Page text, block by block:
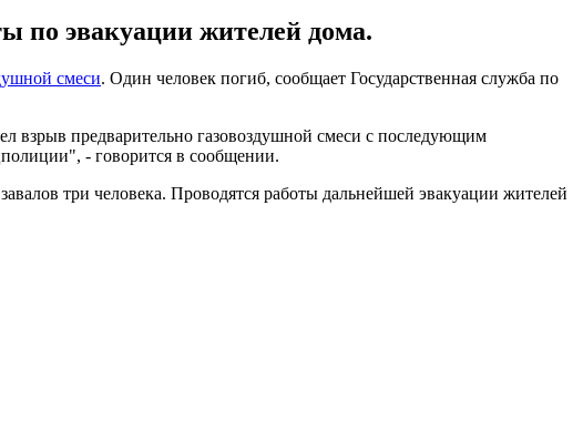
по эвакуации жителей дома.
смеси. Один человек погиб, сообщает Государственная служба по
предварительно газовоздушной смеси с последующим
- говорится в сообщении.
три человека. Проводятся работы дальнейшей эвакуации жителей